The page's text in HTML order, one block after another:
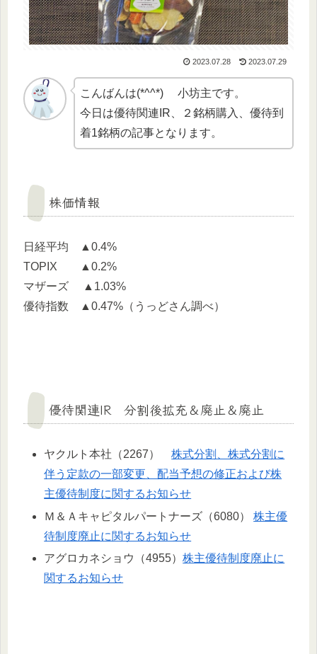
2023.07.28 2023.07.29
こんばんは(*^^*) 小坊主です。
今日は優待関連IR、２銘柄購入、優待到
着1銘柄の記事となります。
株価情報
日経平均 ▲0.4%
TOPIX ▲0.2%
マザーズ ▲1.03%
優待指数 ▲0.47%（うっどさん調べ）
優待関連IR 分割後拡充＆廃止＆廃止
ヤクルト本社（2267）株式分割、株式分割に
伴う定款の一部変更、配当予想の修正および株
主優待制度に関するお知らせ
Ｍ＆Ａキャピタルパートナーズ（6080）株主優
待制度廃止に関するお知らせ
アグロカネショウ（4955）株主優待制度廃止に
関するお知らせ